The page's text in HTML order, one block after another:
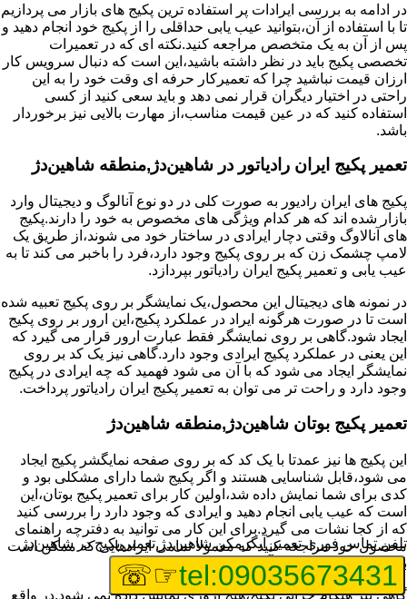
در ادامه به بررسی ایرادات پر استفاده ترین پکیج های بازار می پردازیم
تا با استفاده از آن،بتوانید عیب یابی حداقلی را از پکیج خود انجام دهید و
پس از آن به یک متخصص مراجعه کنید.نکته ای که در تعمیرات
تخصصی پکیج باید در نظر داشته باشید،این است که دنبال سرویس کار
ارزان قیمت نباشید چرا که تعمیرکار حرفه ای وقت خود را به این
راحتی در اختیار دیگران قرار نمی دهد و باید سعی کنید از کسی
استفاده کنید که در عین قیمت مناسب،از مهارت بالایی نیز برخوردار
باشد.
تعمیر پکیج ایران رادیاتور در شاهین‌دژ,منطقه شاهین‌دژ
پکیج های ایران رادیور به صورت کلی در دو نوع آنالوگ و دیجیتال وارد
بازار شده اند که هر کدام ویژگی های مخصوص به خود را دارند.پکیج
های آنالاوگ وقتی دچار ایرادی در ساختار خود می شوند،از طریق یک
لامپ چشمک زن که بر روی پکیج وجود دارد،فرد را باخبر می کند تا به
عیب یابی و تعمیر پکیج ایران رادیاتور بپردازد.
در نمونه های دیجیتال این محصول،یک نمایشگر بر روی پکیج تعبیه شده
است تا در صورت هرگونه ایراد در عملکرد پکیج،این ارور بر روی پکیج
ایجاد شود.گاهی بر روی نمایشگر فقط عبارت ارور قرار می گیرد که
این یعنی در عملکرد پکیج ایرادی وجود دارد.گاهی نیز یک کد بر روی
نمایشگر ایجاد می شود که با آن می شود فهمید که چه ایرادی در پکیج
وجود دارد و راحت تر می توان به تعمیر پکیج ایران رادیاتور پرداخت.
تعمیر پکیج بوتان شاهین‌دژ,منطقه شاهین‌دژ
این پکیج ها نیز عمدتا با یک کد که بر روی صفحه نمایگشر پکیج ایجاد
می شود،قابل شناسایی هستند و اگر پکیج شما دارای مشکلی بود و
کدی برای شما نمایش داده شد،اولین کار برای تعمیر پکیج بوتان،این
است که عیب یابی انجام دهید و ایرادی که وجود دارد را بررسی کنید
که از کجا نشات می گیرد.برای این کار می توانید به دفترچه راهنمای
محصول خود مراجعه کنید که معمولا تمامی ایرادهایی که ممکن است
برای پکیج پیش بیاید در آن قرار گرفته است.
گاهی نیز هنگام خرابی پکیج،هیچ اروری نمایش داده نمی شود.در واقع
تلفن تماس فوریتعمیر آبگرمکن شاهین‌دژ,تعمیر پکیج در شاهین‌دژ
tel:09035673431
☞☏